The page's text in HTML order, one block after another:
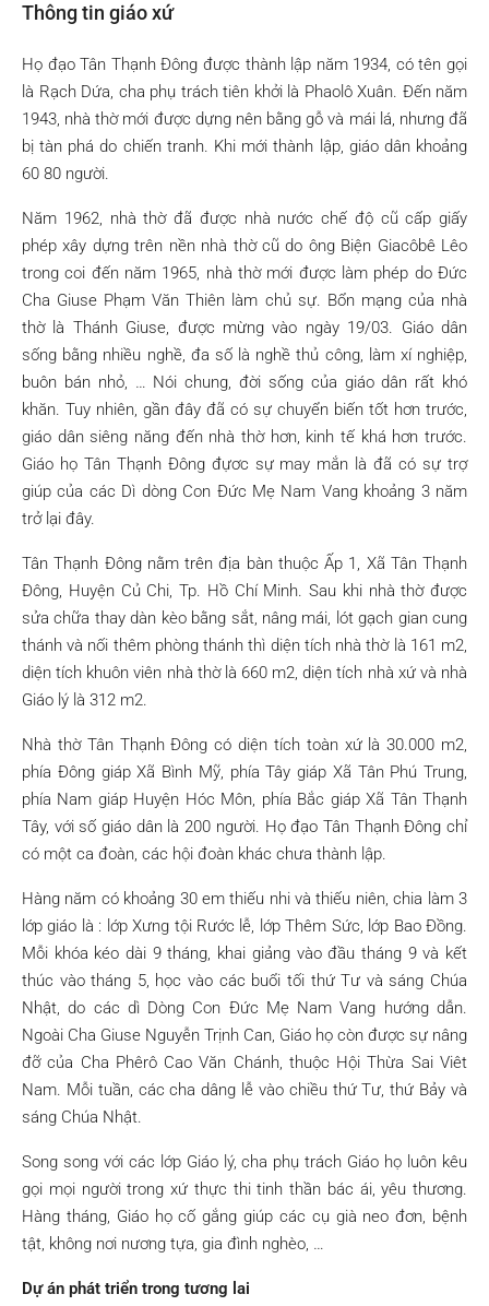
Thông tin giáo xứ
Họ đạo Tân Thạnh Đông được thành lập năm 1934, có tên gọi
là Rạch Dứa, cha phụ trách tiên khởi là Phaolô Xuân. Đến năm
1943, nhà thờ mới được dựng nên bằng gỗ và mái lá, nhưng đã
bị tàn phá do chiến tranh. Khi mới thành lập, giáo dân khoảng
60 80 người.
Năm 1962, nhà thờ đã được nhà nước chế độ cũ cấp giấy
phép xây dựng trên nền nhà thờ cũ do ông Biện Giacôbê Lêo
trong coi đến năm 1965, nhà thờ mới được làm phép do Đức
Cha Giuse Phạm Văn Thiên làm chủ sự. Bổn mạng của nhà
thờ là Thánh Giuse, được mừng vào ngày 19/03. Giáo dân
sống bằng nhiều nghề, đa số là nghề thủ công, làm xí nghiệp,
buôn bán nhỏ, … Nói chung, đời sống của giáo dân rất khó
khăn. Tuy nhiên, gần đây đã có sự chuyển biến tốt hơn trước,
giáo dân siêng năng đến nhà thờ hơn, kinh tế khá hơn trước.
Giáo họ Tân Thạnh Đông đựơc sự may mắn là đã có sự trợ
giúp của các Dì dòng Con Đức Mẹ Nam Vang khoảng 3 năm
trở lại đây.
Tân Thạnh Đông nằm trên địa bàn thuộc Ấp 1, Xã Tân Thạnh
Đông, Huyện Củ Chi, Tp. Hồ Chí Minh. Sau khi nhà thờ được
sửa chữa thay dàn kèo bằng sắt, nâng mái, lót gạch gian cung
thánh và nối thêm phòng thánh thì diện tích nhà thờ là 161 m2,
diện tích khuôn viên nhà thờ là 660 m2, diện tích nhà xứ và nhà
Giáo lý là 312 m2.
Nhà thờ Tân Thạnh Đông có diện tích toàn xứ là 30.000 m2,
phía Đông giáp Xã Bình Mỹ, phía Tây giáp Xã Tân Phú Trung,
phía Nam giáp Huyện Hóc Môn, phía Bắc giáp Xã Tân Thạnh
Tây, với số giáo dân là 200 người. Họ đạo Tân Thạnh Đông chỉ
có một ca đoàn, các hội đoàn khác chưa thành lập.
Hàng năm có khoảng 30 em thiếu nhi và thiếu niên, chia làm 3
lớp giáo là : lớp Xưng tội Rước lễ, lớp Thêm Sức, lớp Bao Đồng.
Mỗi khóa kéo dài 9 tháng, khai giảng vào đầu tháng 9 và kết
thúc vào tháng 5, học vào các buổi tối thứ Tư và sáng Chúa
Nhật, do các dì Dòng Con Đức Mẹ Nam Vang hướng dẫn.
Ngoài Cha Giuse Nguyễn Trịnh Can, Giáo họ còn được sự nâng
đỡ của Cha Phêrô Cao Văn Chánh, thuộc Hội Thừa Sai Viêt
Nam. Mỗi tuần, các cha dâng lễ vào chiều thứ Tư, thứ Bảy và
sáng Chúa Nhật.
Song song với các lớp Giáo lý, cha phụ trách Giáo họ luôn kêu
gọi mọi người trong xứ thực thi tinh thần bác ái, yêu thương.
Hàng tháng, Giáo họ cố gắng giúp các cụ già neo đơn, bệnh
tật, không nơi nương tựa, gia đình nghèo, …
Dự án phát triển trong tương lai